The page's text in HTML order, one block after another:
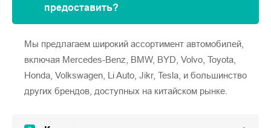
предоставить?
Мы предлагаем широкий ассортимент автомобилей,
включая Mercedes-Benz, BMW, BYD, Volvo, Toyota,
Honda, Volkswagen, Li Auto, Jikr, Tesla, и большинство
других брендов, доступных на китайском рынке.